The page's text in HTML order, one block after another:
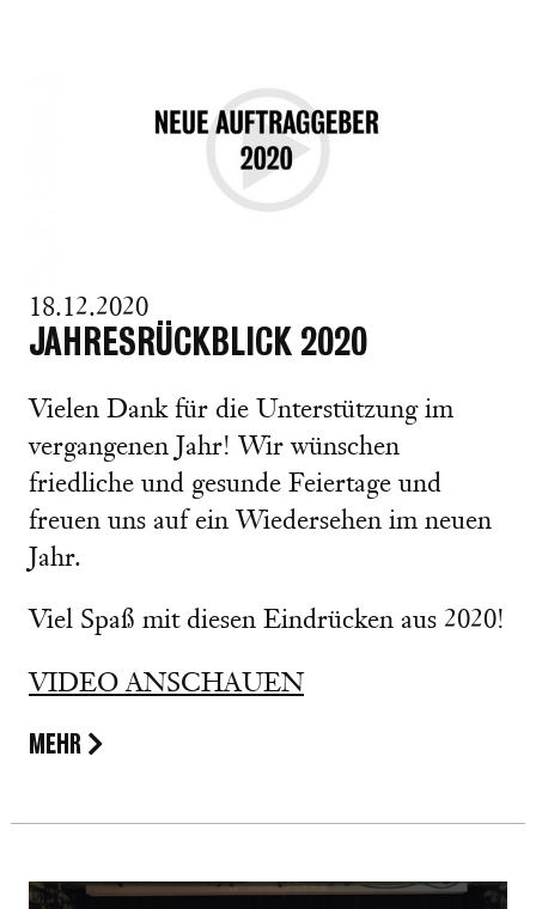
18.12.2020
JAHRESRÜCKBLICK 2020
Vielen Dank für die Unterstützung im
vergangenen Jahr! Wir wünschen
friedliche und gesunde Feiertage und
freuen uns auf ein Wiedersehen im neuen
Jahr.
Viel Spaß mit diesen Eindrücken aus 2020!
VIDEO ANSCHAUEN
MEHR